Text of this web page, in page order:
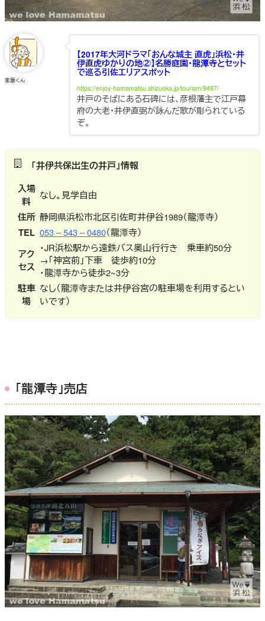
家康くん
【2017年大河ドラマ「おんな城主 直虎」浜松・井
伊直虎ゆかりの地②】名勝庭園・龍潭寺とセット
で巡る引佐エリアスポット
https://enjoy-hamamatsu.shizuoka.jp/tourism/9497/
井戸のそばにある石碑には、彦根藩主で江戸幕
府の大老・井伊直弼が詠んだ歌が彫られている
ぞ。
「井伊共保出生の井戸」情報
入場
料
なし。見学自由
住所 静岡県浜松市北区引佐町井伊谷1989（龍潭寺）
TEL 053 – 543 – 0480（龍潭寺）
アク
セス
・JR浜松駅から遠鉄バス奥山行行き 乗車約50分
→「神宮前」下車 徒歩約10分
・龍潭寺から徒歩2~3分
駐車
場
なし（龍潭寺または井伊谷宮の駐車場を利用するとい
いです）
「龍潭寺」売店